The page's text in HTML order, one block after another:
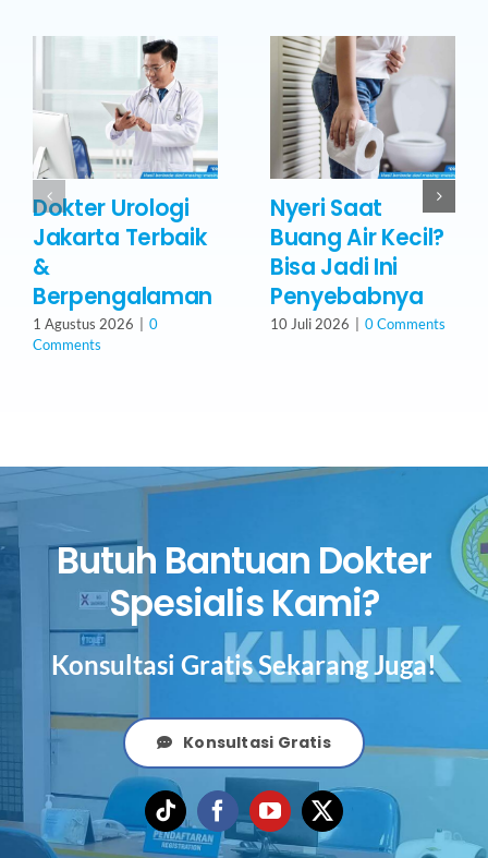
Dokter Urologi
Jakarta Terbaik
&
Berpengalaman
1 Agustus 2026
0
Comments
Nyeri Saat
Buang Air Kecil?
Bisa Jadi Ini
Penyebabnya
10 Juli 2026 0 Comments
Butuh Bantuan Dokter
Spesialis Kami?
Konsultasi Gratis Sekarang Juga!
Konsultasi Gratis